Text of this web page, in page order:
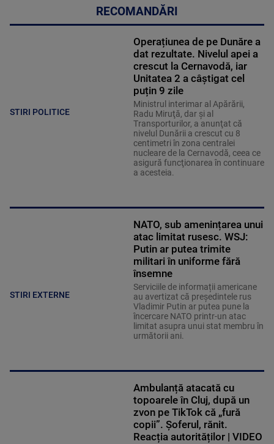
RECOMANDĂRI
STIRI POLITICE
Operațiunea de pe Dunăre a
dat rezultate. Nivelul apei a
crescut la Cernavodă, iar
Unitatea 2 a câștigat cel
puțin 9 zile
Ministrul interimar al Apărării,
Radu Miruţă, dar şi al
Transporturilor, a anunţat că
nivelul Dunării a crescut cu 8
centimetri în zona centralei
nucleare de la Cernavodă, ceea ce
asigură funcţionarea în continuare
a acesteia.
STIRI EXTERNE
NATO, sub amenințarea unui
atac limitat rusesc. WSJ:
Putin ar putea trimite
militari în uniforme fără
însemne
Serviciile de informații americane
au avertizat că președintele rus
Vladimir Putin ar putea pune la
încercare NATO printr-un atac
limitat asupra unui stat membru în
următorii ani.
Ambulanță atacată cu
topoarele în Cluj, după un
zvon pe TikTok că „fură
copii”. Șoferul, rănit.
Reacția autorităților | VIDEO